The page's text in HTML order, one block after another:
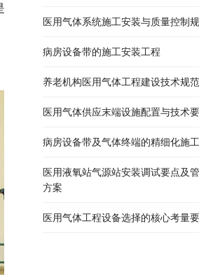
医用气体系统施工安装与质量控制
病房设备带的施工安装工程
养老机构医用气体工程建设技术规范
医用气体供应末端设施配置与技术
病房设备带及气体终端的精细化施
医用液氧站气源站安装调试要点及
方案
医用气体工程设备选择的核心考量